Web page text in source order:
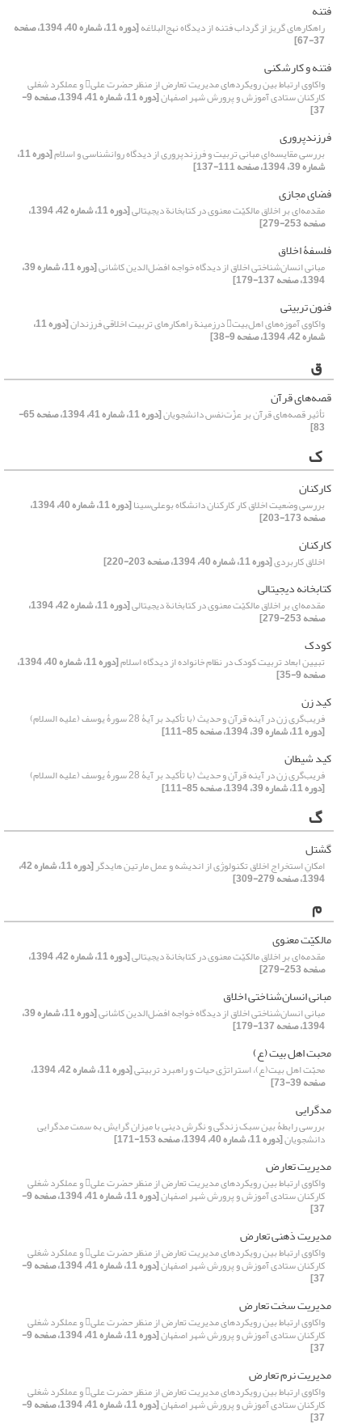
فتنه
راهکار‌های گریز از گرداب فتنه از دیدگاه نهج‌البلاغه [دوره 11، شماره 40، 1394، صفحه
37-67]
فتنه و کارشکنی
واکاوی ارتباط بین رویکردهای مدیریت تعارض از منظر حضرت علی و عملکرد شغلی
کارکنان ستادی آموزش و پرورش شهر اصفهان [دوره 11، شماره 41، 1394، صفحه 9-
37]
فرزند‌پروری
بررسی مقایسه‌ای مبانی تربیت و فرزند‌پروری از دیدگاه روانشناسی و اسلام [دوره 11،
شماره 39، 1394، صفحه 111-137]
فضای مجازی
مقدمه‌ای بر اخلاق مالکیّت معنوی در کتابخانة دیجیتالی [دوره 11، شماره 42، 1394،
صفحه 253-279]
فلسفۀ اخلاق
مبانی انسان‌شناختی اخلاق از دیدگاه خواجه افضل‌الدین کاشانی [دوره 11، شماره 39،
1394، صفحه 137-179]
فنون تربیتی
واکاوی آموزه‌های اهل‌بیت در‌زمینة راهکارهای تربیت اخلاقی فرزندان [دوره 11،
شماره 42، 1394، صفحه 9-38]
ق
قصه‌های قرآن
تأثیر قصه‌های قرآن بر عزّت‌نفس دانشجویان [دوره 11، شماره 41، 1394، صفحه 65-
83]
ک
کارکنان
بررسی وضعیت اخلاق کار کارکنان دانشگاه بوعلی‌سینا [دوره 11، شماره 40، 1394،
صفحه 173-203]
کارکنان
اخلاق کاربردی[دوره 11، شماره 40، 1394، صفحه 203-220]
کتابخانه دیجیتالی
مقدمه‌ای بر اخلاق مالکیّت معنوی در کتابخانة دیجیتالی [دوره 11، شماره 42، 1394،
صفحه 253-279]
کودک
تبیین ابعاد تربیت کودک در نظام خانواده از دیدگاه اسلام [دوره 11، شماره 40، 1394،
صفحه 9-35]
کید زن
فریب‌گری زن در آینه قرآن و حدیث (با تأکید بر آیۀ 28 سورۀ یوسف (علیه السلام)
[دوره 11، شماره 39، 1394، صفحه 85-111]
کید شیطان
فریب‌گری زن در آینه قرآن و حدیث (با تأکید بر آیۀ 28 سورۀ یوسف (علیه السلام)
[دوره 11، شماره 39، 1394، صفحه 85-111]
گ
گشتل
امکانِ استخراج اخلاق تکنولوژی از اندیشه و عمل مارتین هایدگر [دوره 11، شماره 42،
1394، صفحه 279-309]
م
مالکیّت معنوی
مقدمه‌ای بر اخلاق مالکیّت معنوی در کتابخانة دیجیتالی [دوره 11، شماره 42، 1394،
صفحه 253-279]
مبانی انسان‌شناختی اخلاق
مبانی انسان‌شناختی اخلاق از دیدگاه خواجه افضل‌الدین کاشانی [دوره 11، شماره 39،
1394، صفحه 137-179]
محبت اهل بیت (ع)
محبّت اهل بیت(ع)، استراتژی حیات و راهبرد تربیتی [دوره 11، شماره 42، 1394،
صفحه 39-73]
مدگرایی
بررسی رابطۀ بین سبک زندگی و نگرش دینی با میزان گرایش به سمت مدگرایی
دانشجویان[دوره 11، شماره 40، 1394، صفحه 153-171]
مدیریت تعارض
واکاوی ارتباط بین رویکردهای مدیریت تعارض از منظر حضرت علی و عملکرد شغلی
کارکنان ستادی آموزش و پرورش شهر اصفهان [دوره 11، شماره 41، 1394، صفحه 9-
37]
مدیریت ذهنی تعارض
واکاوی ارتباط بین رویکردهای مدیریت تعارض از منظر حضرت علی و عملکرد شغلی
کارکنان ستادی آموزش و پرورش شهر اصفهان [دوره 11، شماره 41، 1394، صفحه 9-
37]
مدیریت سخت تعارض
واکاوی ارتباط بین رویکردهای مدیریت تعارض از منظر حضرت علی و عملکرد شغلی
کارکنان ستادی آموزش و پرورش شهر اصفهان [دوره 11، شماره 41، 1394، صفحه 9-
37]
مدیریت نرم تعارض
واکاوی ارتباط بین رویکردهای مدیریت تعارض از منظر حضرت علی و عملکرد شغلی
کارکنان ستادی آموزش و پرورش شهر اصفهان [دوره 11، شماره 41، 1394، صفحه 9-
37]